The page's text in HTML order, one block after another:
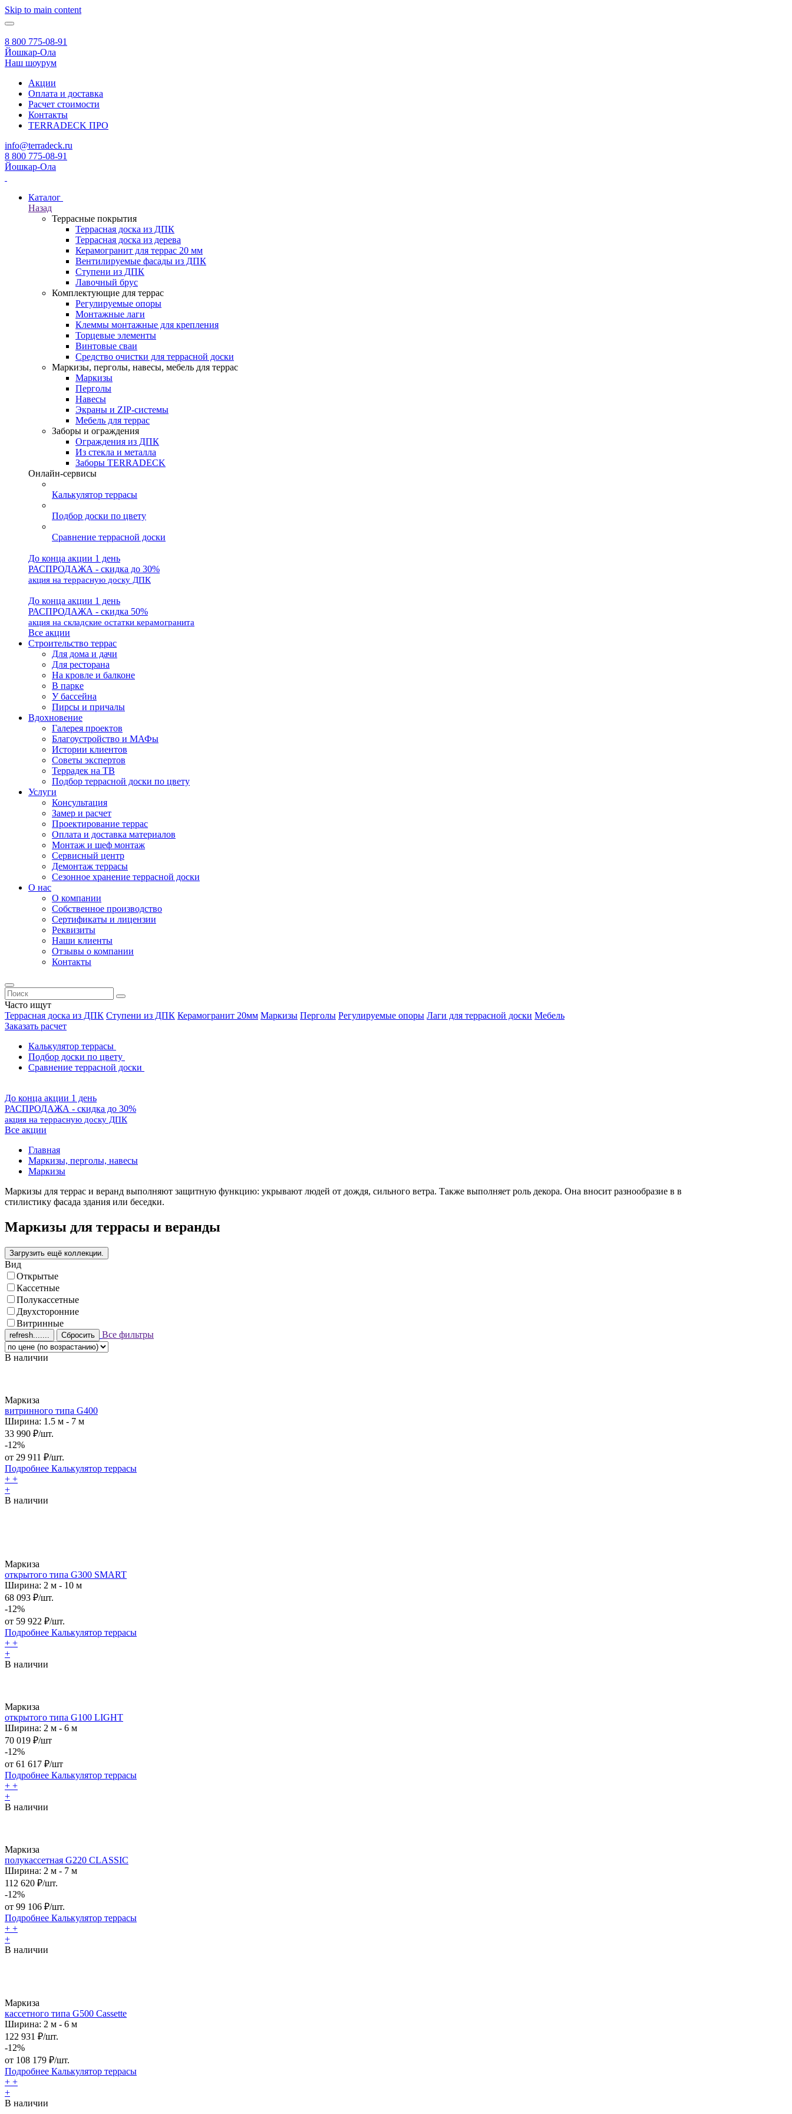
Skip to main content
8 800 775-08-91
Йошкар-Ола
Наш шоурум
Акции
Оплата и доставка
Расчет стоимости
Контакты
TERRADECK ПРО
info@terradeck.ru
8 800 775-08-91
Йошкар-Ола
Каталог
Назад
Террасные покрытия
Террасная доска из ДПК
Террасная доска из дерева
Керамогранит для террас 20 мм
Вентилируемые фасады из ДПК
Ступени из ДПК
Лавочный брус
Комплектующие для террас
Регулируемые опоры
Монтажные лаги
Клеммы монтажные для крепления
Торцевые элементы
Винтовые сваи
Средство очистки для террасной доски
Маркизы, перголы, навесы, мебель для террас
Маркизы
Перголы
Навесы
Экраны и ZIP-системы
Мебель для террас
Заборы и ограждения
Ограждения из ДПК
Из стекла и металла
Заборы TERRADECK
Онлайн-сервисы
Калькулятор террасы
Подбор доски по цвету
Сравнение террасной доски
До конца акции 1 день
РАСПРОДАЖА - скидка до 30%
акция на террасную доску ДПК
До конца акции 1 день
РАСПРОДАЖА - скидка 50%
акция на складские остатки керамогранита
Все акции
Строительство террас
Для дома и дачи
Для ресторана
На кровле и балконе
В парке
У бассейна
Пирсы и причалы
Вдохновение
Галерея проектов
Благоустройство и МАФы
Истории клиентов
Советы экспертов
Террадек на ТВ
Подбор террасной доски по цвету
Услуги
Консультация
Замер и расчет
Проектирование террас
Оплата и доставка материалов
Монтаж и шеф монтаж
Сервисный центр
Демонтаж террасы
Сезонное хранение террасной доски
О нас
О компании
Собственное производство
Сертификаты и лицензии
Реквизиты
Наши клиенты
Отзывы о компании
Контакты
Часто ищут
Террасная доска из ДПК Ступени из ДПК Керамогранит 20мм Маркизы Перголы Регулируемые опоры Лаги для террасной доски Мебель
Заказать расчет
Калькулятор террасы
Подбор доски по цвету
Сравнение террасной доски
До конца акции 1 день
РАСПРОДАЖА - скидка до 30%
акция на террасную доску ДПК
Все акции
Главная
Маркизы, перголы, навесы
Маркизы
Маркизы для террас и веранд выполняют защитную функцию: укрывают людей от дождя, сильного ветра. Также выполняет роль декора. Она вносит разнообразие в в
стилистику фасада здания или беседки.
Маркизы для террасы и веранды
Вид
Открытые
Кассетные
Полукассетные
Двухсторонние
Витринные
Сбросить Все фильтры
В наличии
Маркиза
витринного типа G400
Ширина: 1.5 м - 7 м
33 990 ₽/шт.
-12%
от 29 911 ₽/шт.
Подробнее Калькулятор террасы
+ +
+
В наличии
Маркиза
открытого типа G300 SMART
Ширина: 2 м - 10 м
68 093 ₽/шт.
-12%
от 59 922 ₽/шт.
Подробнее Калькулятор террасы
+ +
+
В наличии
Маркиза
открытого типа G100 LIGHT
Ширина: 2 м - 6 м
70 019 ₽/шт
-12%
от 61 617 ₽/шт
Подробнее Калькулятор террасы
+ +
+
В наличии
Маркиза
полукассетная G220 CLASSIC
Ширина: 2 м - 7 м
112 620 ₽/шт.
-12%
от 99 106 ₽/шт.
Подробнее Калькулятор террасы
+ +
+
В наличии
Маркиза
кассетного типа G500 Cassette
Ширина: 2 м - 6 м
122 931 ₽/шт.
-12%
от 108 179 ₽/шт.
Подробнее Калькулятор террасы
+ +
+
В наличии